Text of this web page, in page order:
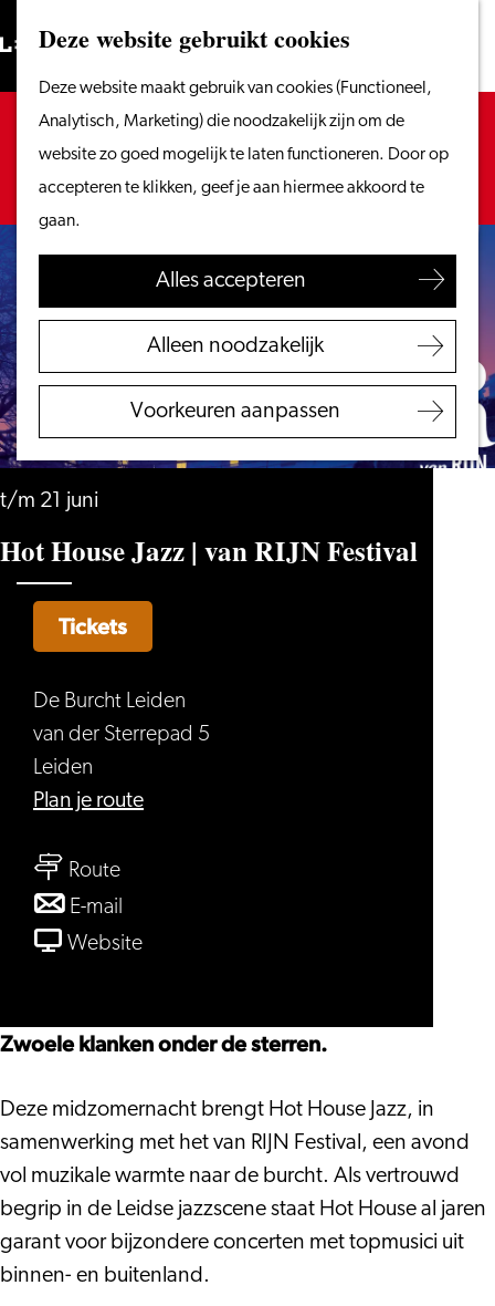
Deze website gebruikt cookies
Deze website maakt gebruik van cookies (Functioneel,
Analytisch, Marketing) die noodzakelijk zijn om de
website zo goed mogelijk te laten functioneren. Door op
accepteren te klikken, geef je aan hiermee akkoord te
gaan.
Alles accepteren
Alleen noodzakelijk
Voorkeuren aanpassen
Ga
naar
homepage
Menu
ZoekenVanaf het water
wandelen
Winkelen
Eten & drinken
Met kinderen
VVV Leiden
Bereikbaarheid
Regio Leiden
Zoeken
Sorry, deze activiteit is niet meer beschikbaar.
Bekijk hetactuele aanbodvoor de beschikbare
opties.
t/m 21 juni
Hot House Jazz | van RIJN Festival
De Burcht Leiden
van der Sterrepad 5
Leiden
Plan je routenaar
Festival
Routenaar
Hot
House
van
Festival
E-mail
Hot
|
RIJN
Festival
Websitevan
Jazz
van
RIJN
Festival
Tickets
Zwoele klanken onder de sterren.
Deze midzomernacht brengt Hot House Jazz, in
samenwerking met het van RIJN Festival, een avond
vol muzikale warmte naar de burcht. Als vertrouwd
begrip in de Leidse jazzscene staat Hot House al jaren
garant voor bijzondere concerten met topmusici uit
binnen- en buitenland.